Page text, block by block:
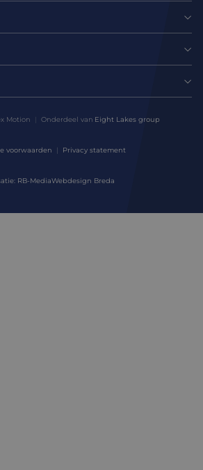
Motion Onderdeel van Eight Lakes group
voorwaarden Privacy statement
RB-MediaWebdesign Breda